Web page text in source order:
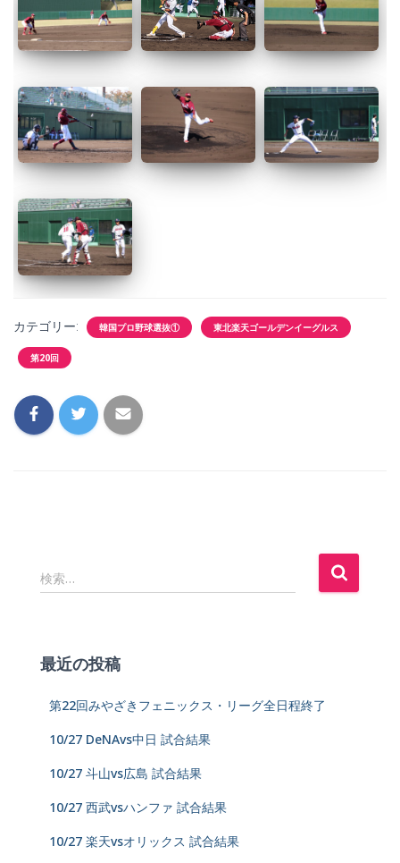
カテゴリー: 韓国プロ野球選抜① 東北楽天ゴールデンイーグルス
第20回
検索…
最近の投稿
第22回みやざきフェニックス・リーグ全日程終了
10/27 DeNAvs中日 試合結果
10/27 斗山vs広島 試合結果
10/27 西武vsハンファ 試合結果
10/27 楽天vsオリックス 試合結果